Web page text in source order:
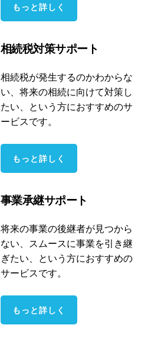
もっと詳しく
相続税対策サポート
相続税が発生するのかわからな
い、将来の相続に向けて対策し
たい、という方におすすめのサ
ービスです。
もっと詳しく
事業承継サポート
将来の事業の後継者が見つから
ない、スムースに事業を引き継
ぎたい、という方におすすめの
サービスです。
もっと詳しく